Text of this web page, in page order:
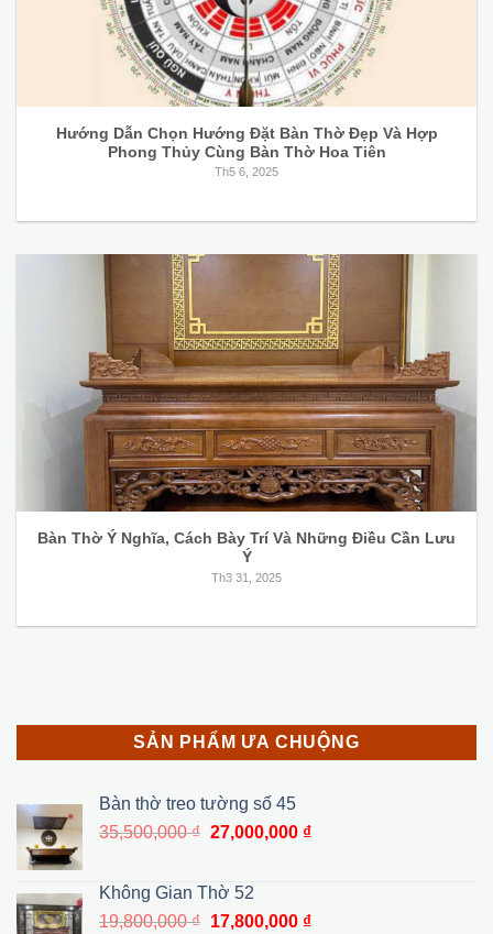
Hướng Dẫn Chọn Hướng Đặt Bàn Thờ Đẹp Và Hợp
Phong Thủy Cùng Bàn Thờ Hoa Tiên
Th5 6, 2025
Bàn Thờ Ý Nghĩa, Cách Bày Trí Và Những Điều Cần Lưu
Ý
Th3 31, 2025
SẢN PHẨM ƯA CHUỘNG
Bàn thờ treo tường số 45
35,500,000₫ Giá
35,500,000 ₫.
27,000,000 ₫Giá
27,000,000 ₫.
Không Gian Thờ 52
19,800,000₫ Giá
17,800,000 ₫Giá